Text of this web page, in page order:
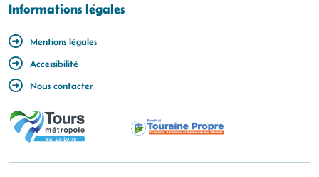
Informations légales
Mentions légales
Accessibilité
Nous contacter